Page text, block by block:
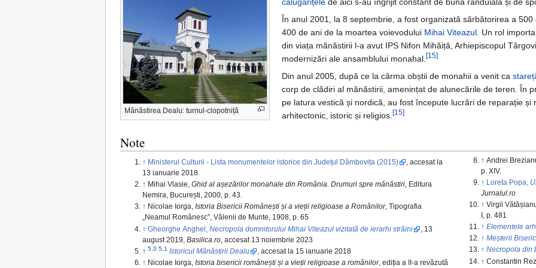
Mănăstirea Dealu: turnul-clopotniță
călugărițelede aici s-au îngrijit constant de buna rânduială și de
În anul 2001, la 8 septembrie, a fost organizată sărbătorirea a
400 de ani de la moartea voievodului Mihai Viteazul. Un rol
din viața mănăstirii l-a avut IPS Nifon Mihăiță, Arhiepiscopul
modernizări ale ansamblului monahal.[15]
Din anul 2005, după ce la cârma obștii de monahii a venit ca
corp de clădiri al mănăstirii, amenințat de alunecările de teren. În
pe latura vestică și nordică, au fost începute lucrări de reparație
arhitectonic, istoric și religios.[15]
Note
↑ Ministerul Culturii - Lista monumentelor istorice din Județul Dâmbovița (2015)
, accesat la
13 ianuarie 2018
↑ Mihai Vlasie,Ghid al așezărilor monahale din România. Drumuri spre mănăstiri , Editura
Nemira, București, 2000, p. 43.
↑ Nicolae Iorga,Istoria Bisericii Românești și a vieții religioase a Românilor, Tipografia
„Neamul Românesc”, Vălenii de Munte, 1908, p. 65
↑ Gheorghe Anghel,Necropola domnitorului Mihai Viteazul vizitată de ierarhi străini
, 13
august 2019,Basilica.ro , accesat 13 noiembrie 2023
↑5,0 5,1 Istoricul Mănăstirii Dealu
, accesat la 15 ianuarie 2018
↑ Nicolae Iorga,Istoria bisericii românești și a vieții religioase a românilor, ediția a II-a revăzută
↑ Andrei
p. XIV.
↑ Loreta Popa,
Jurnalul.ro
↑ Virgil
I, p. 481
↑ Elementele
↑ Meșterii
↑ Necropola din
↑ Constantin